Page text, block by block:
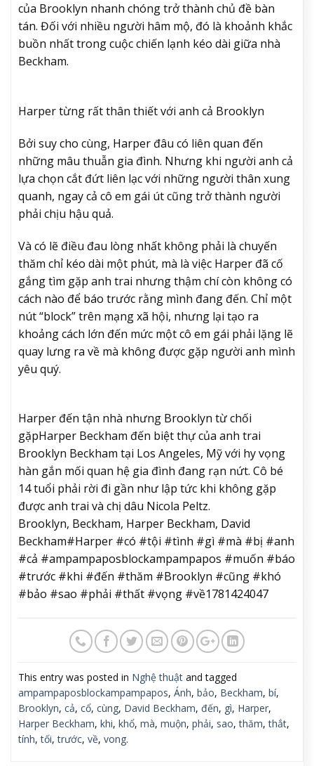
của Brooklyn nhanh chóng trở thành chủ đề bàn
tán. Đối với nhiều người hâm mộ, đó là khoảnh khắc
buồn nhất trong cuộc chiến lạnh kéo dài giữa nhà
Beckham.
Harper từng rất thân thiết với anh cả Brooklyn
Bởi suy cho cùng, Harper đâu có liên quan đến
những mâu thuẫn gia đình. Nhưng khi người anh cả
lựa chọn cắt đứt liên lạc với những người thân xung
quanh, ngay cả cô em gái út cũng trở thành người
phải chịu hậu quả.
Và có lẽ điều đau lòng nhất không phải là chuyến
thăm chỉ kéo dài một phút, mà là việc Harper đã cố
gắng tìm gặp anh trai nhưng thậm chí còn không có
cách nào để báo trước rằng mình đang đến. Chỉ một
nút “block” trên mạng xã hội, nhưng lại tạo ra
khoảng cách lớn đến mức một cô em gái phải lặng lẽ
quay lưng ra về mà không được gặp người anh mình
yêu quý.
Harper đến tận nhà nhưng Brooklyn từ chối
gặpHarper Beckham đến biệt thự của anh trai
Brooklyn Beckham tại Los Angeles, Mỹ với hy vọng
hàn gắn mối quan hệ gia đình đang rạn nứt. Cô bé
14 tuổi phải rời đi gần như lập tức khi không gặp
được anh trai và chị dâu Nicola Peltz.
Brooklyn, Beckham, Harper Beckham, David
Beckham#Harper #có #tội #tình #gì #mà #bị #anh
#cả #ampampaposblockampampapos #muốn #báo
#trước #khi #đến #thăm #Brooklyn #cũng #khó
#bảo #sao #phải #thất #vọng #về1781424047
This entry was posted in Nghệ thuật and tagged
ampampaposblockampampapos, Ánh, bảo, Beckham, bí,
Brooklyn, cả, cổ, cùng, David Beckham, đến, gì, Harper,
Harper Beckham, khi, khổ, mà, muộn, phải, sao,thăm,thắt,
tính,tối,trước, về, vong.